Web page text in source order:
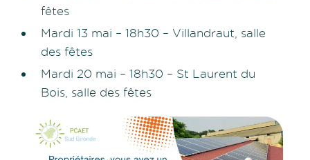
fêtes
Mardi 13 mai – 18h30 – Villandraut, salle
des fêtes
Mardi 20 mai – 18h30 – St Laurent du
Bois, salle des fêtes